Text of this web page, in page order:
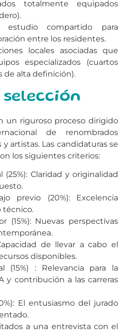
totalmente equipados
compartido para
entre los residentes.
locales asociadas que
especializados (cuartos
de alta definición).
selección
un riguroso proceso dirigido
de renombrados
artistas. Las candidaturas se
los siguientes criterios:
(25%): Claridad y originalidad
previo (20%): Excelencia
técnico.
(15%): Nuevas perspectivas
de llevar a cabo el
disponibles.
(15%) : Relevancia para la
y contribución a las carreras
El entusiasmo del jurado
a una entrevista con el